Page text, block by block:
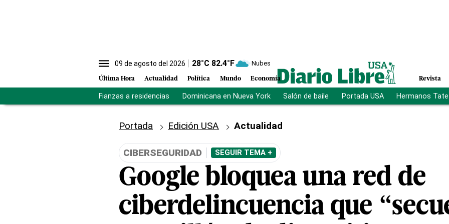
09 de agosto del 2026 28°C 82.4°F Nubes
Última Hora Actualidad Política Mundo Economía Revista
Fianzas a residencias Dominicana en Nueva York Salón de baile Portada USA Hermanos Tate
Portada Edición USA Actualidad
CIBERSEGURIDAD SEGUIR TEMA +
Google bloquea una red de
ciberdelincuencia que